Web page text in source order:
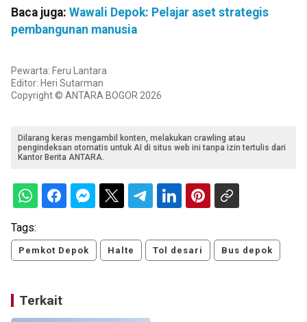
Baca juga: Wawali Depok: Pelajar aset strategis
pembangunan manusia
Pewarta: Feru Lantara
Editor: Heri Sutarman
Copyright © ANTARA BOGOR 2026
Dilarang keras mengambil konten, melakukan crawling atau
pengindeksan otomatis untuk AI di situs web ini tanpa izin tertulis dari
Kantor Berita ANTARA.
Tags:
Pemkot Depok Halte Tol desari Bus depok
Terkait